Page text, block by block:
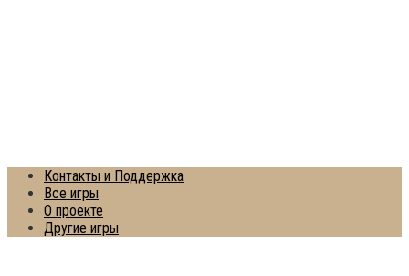
Контакты и Поддержка
Все игры
О проекте
Другие игры